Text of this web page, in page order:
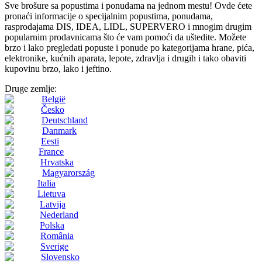
Sve brošure sa popustima i ponudama na jednom mestu! Ovde ćete
pronaći informacije o specijalnim popustima, ponudama,
rasprodajama DIS, IDEA, LIDL, SUPERVERO i mnogim drugim
popularnim prodavnicama što će vam pomoći da uštedite. Možete
brzo i lako pregledati popuste i ponude po kategorijama hrane, pića,
elektronike, kućnih aparata, lepote, zdravlja i drugih i tako obaviti
kupovinu brzo, lako i jeftino.
Druge zemlje:
België
Česko
Deutschland
Danmark
Eesti
France
Hrvatska
Magyarország
Italia
Lietuva
Latvija
Nederland
Polska
România
Sverige
Slovensko